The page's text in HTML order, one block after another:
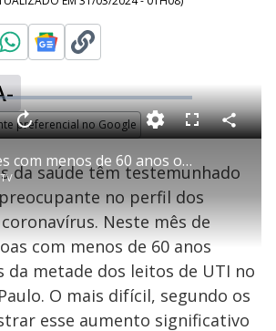
preferencial no Google
P
l
a
Pacientes com menos de 60 anos ocupam mais da metade dos leitos de UTI em SP
A
n
a
1
s
e
u
n
o
s
F
s
c
e
n
C
o
a
r
da saúde têm testemunhado
no perfil dos
Neste mês de
com menos de 60 anos
da metade dos leitos de UTI no
O mais difícil, segundo os
esse aumento significativo